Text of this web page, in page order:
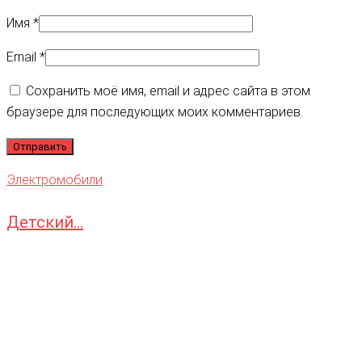
Имя *
Email *
Сохранить моё имя, email и адрес сайта в этом
браузере для последующих моих комментариев.
Электромобили
Детский...